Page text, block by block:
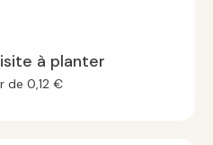
à planter
de 0,12 €